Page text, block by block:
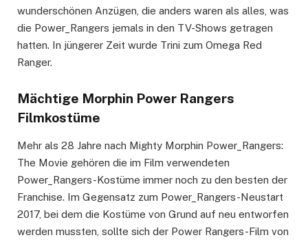
wunderschönen Anzügen, die anders waren als alles, was
die Power_Rangers jemals in den TV-Shows getragen
hatten. In jüngerer Zeit wurde Trini zum Omega Red
Ranger.
Mächtige Morphin Power Rangers
Filmkostüme
Mehr als 28 Jahre nach Mighty Morphin Power_Rangers:
The Movie gehören die im Film verwendeten
Power_Rangers-Kostüme immer noch zu den besten der
Franchise. Im Gegensatz zum Power_Rangers-Neustart
2017, bei dem die Kostüme von Grund auf neu entworfen
werden mussten, sollte sich der Power Rangers-Film von